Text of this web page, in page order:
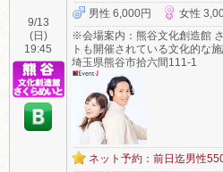
9/13
(日)
19:45
男性 6,000円
女性
※会場案内：熊谷文化創造館
トも開催されている文化的な
埼玉県熊谷市拾六間111-1
ネット予約：前日迄男性